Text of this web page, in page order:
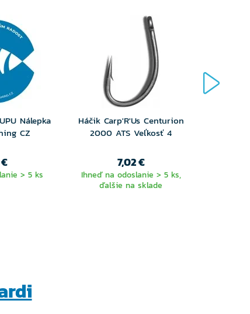
Nálepka
CZ
> 5 ks
Háčik Carp'R'Us Centurion
2000 ATS Veľkosť 4
7,02 €
Ihneď na odoslanie > 5 ks,
ďalšie na sklade